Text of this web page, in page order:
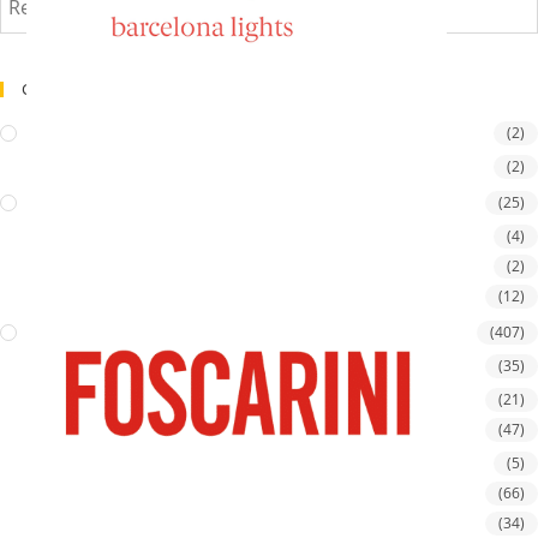
Catégories De Produits
(2)
(2)
(25)
(4)
(2)
(12)
(407)
Extérieurs (35)
Bornes & Balises (21)
Plafonniers (47)
(5)
(66)
(34)